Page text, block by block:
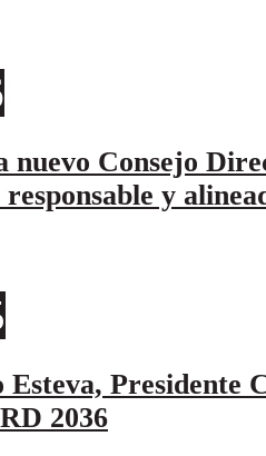
nuevo Consejo
y
Esteva, Presidente
2036